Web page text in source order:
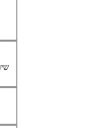
... שירותים